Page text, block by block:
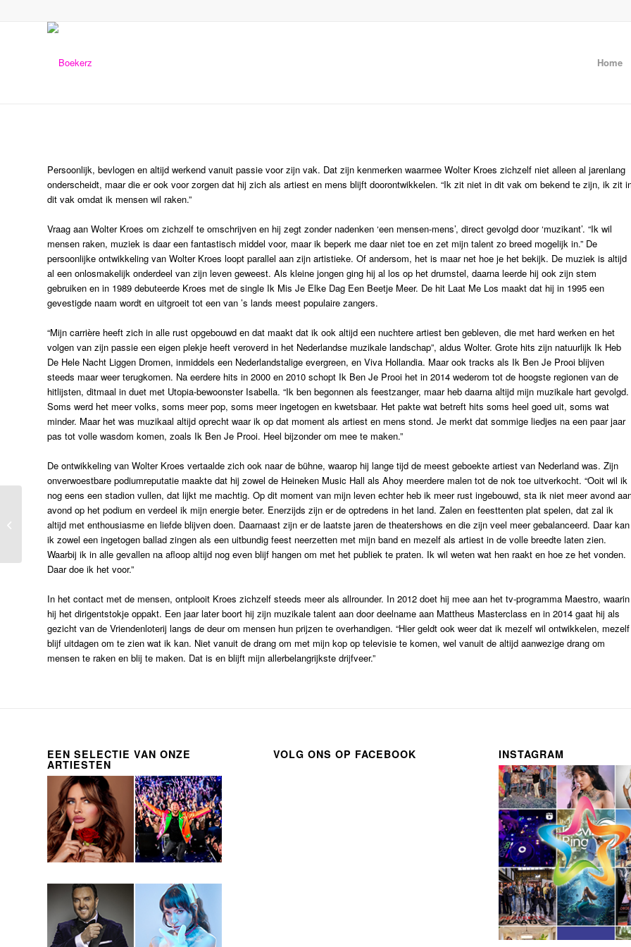
Home
Persoonlijk, bevlogen en altijd werkend vanuit passie voor zijn vak. Dat zijn kenmerken waarmee Wolter Kroes zichzelf niet alleen al jarenlang
onderscheidt, maar die er ook voor zorgen dat hij zich als artiest en mens blijft doorontwikkelen. “Ik zit niet in dit vak om bekend te zijn, ik zit
dit vak omdat ik mensen wil raken.”
Vraag aan Wolter Kroes om zichzelf te omschrijven en hij zegt zonder nadenken ‘een mensen-mens’, direct gevolgd door ‘muzikant’. “Ik wil
mensen raken, muziek is daar een fantastisch middel voor, maar ik beperk me daar niet toe en zet mijn talent zo breed mogelijk in.” De
persoonlijke ontwikkeling van Wolter Kroes loopt parallel aan zijn artistieke. Of andersom, het is maar net hoe je het bekijk. De muziek is altijd
al een onlosmakelijk onderdeel van zijn leven geweest. Als kleine jongen ging hij al los op het drumstel, daarna leerde hij ook zijn stem
gebruiken en in 1989 debuteerde Kroes met de single Ik Mis Je Elke Dag Een Beetje Meer. De hit Laat Me Los maakt dat hij in 1995 een
gevestigde naam wordt en uitgroeit tot een van ’s lands meest populaire zangers.
“Mijn carrière heeft zich in alle rust opgebouwd en dat maakt dat ik ook altijd een nuchtere artiest ben gebleven, die met hard werken en het
volgen van zijn passie een eigen plekje heeft veroverd in het Nederlandse muzikale landschap”, aldus Wolter. Grote hits zijn natuurlijk Ik Heb
De Hele Nacht Liggen Dromen, inmiddels een Nederlandstalige evergreen, en Viva Hollandia. Maar ook tracks als Ik Ben Je Prooi blijven
steeds maar weer terugkomen. Na eerdere hits in 2000 en 2010 schopt Ik Ben Je Prooi het in 2014 wederom tot de hoogste regionen van de
hitlijsten, ditmaal in duet met Utopia-bewoonster Isabella. “Ik ben begonnen als feestzanger, maar heb daarna altijd mijn muzikale hart gevolgd.
Soms werd het meer volks, soms meer pop, soms meer ingetogen en kwetsbaar. Het pakte wat betreft hits soms heel goed uit, soms wat
minder. Maar het was muzikaal altijd oprecht waar ik op dat moment als artiest en mens stond. Je merkt dat sommige liedjes na een paar jaar
pas tot volle wasdom komen, zoals Ik Ben Je Prooi. Heel bijzonder om mee te maken.”
De ontwikkeling van Wolter Kroes vertaalde zich ook naar de bühne, waarop hij lange tijd de meest geboekte artiest van Nederland was. Zijn
onverwoestbare podiumreputatie maakte dat hij zowel de Heineken Music Hall als Ahoy meerdere malen tot de nok toe uitverkocht. “Ooit wil ik
nog eens een stadion vullen, dat lijkt me machtig. Op dit moment van mijn leven echter heb ik meer rust ingebouwd, sta ik niet meer avond
avond op het podium en verdeel ik mijn energie beter. Enerzijds zijn er de optredens in het land. Zalen en feesttenten plat spelen, dat zal ik
altijd met enthousiasme en liefde blijven doen. Daarnaast zijn er de laatste jaren de theatershows en die zijn veel meer gebalanceerd. Daar kan
ik zowel een ingetogen ballad zingen als een uitbundig feest neerzetten met mijn band en mezelf als artiest in de volle breedte laten zien.
Waarbij ik in alle gevallen na afloop altijd nog even blijf hangen om met het publiek te praten. Ik wil weten wat hen raakt en hoe ze het vonden.
Daar doe ik het voor.”
In het contact met de mensen, ontplooit Kroes zichzelf steeds meer als allrounder. In 2012 doet hij mee aan het tv-programma Maestro, waarin
hij het dirigentstokje oppakt. Een jaar later boort hij zijn muzikale talent aan door deelname aan Mattheus Masterclass en in 2014 gaat hij als
gezicht van de Vriendenloterij langs de deur om mensen hun prijzen te overhandigen. “Hier geldt ook weer dat ik mezelf wil ontwikkelen, mezelf
blijf uitdagen om te zien wat ik kan. Niet vanuit de drang om met mijn kop op televisie te komen, wel vanuit de altijd aanwezige drang om
mensen te raken en blij te maken. Dat is en blijft mijn allerbelangrijkste drijfveer.”
EEN SELECTIE VAN ONZE
ARTIESTEN
VOLG ONS OP FACEBOOK INSTAGRAM
Bobbi Eden